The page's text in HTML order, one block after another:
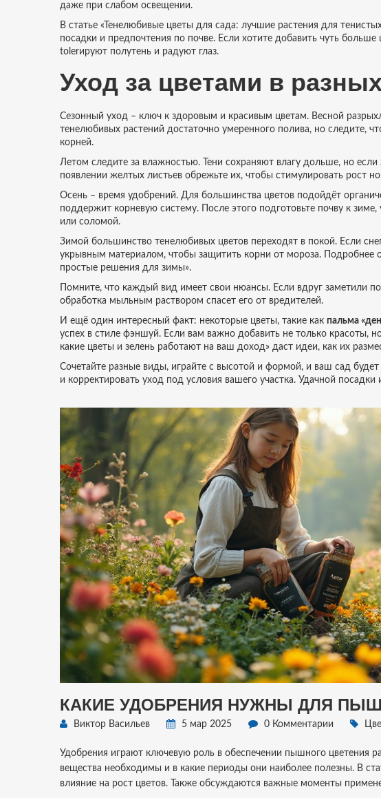
даже при слабом освещении.
В статье «Тенелюбивые цветы для сада: лучшие растения для
посадки и предпочтения по почве. Если хотите добавить чуть больше
tolerируют полутень и радуют глаз.
Уход за цветами в
Сезонный уход – ключ к здоровым и красивым цветам. Весной
тенелюбивых растений достаточно умеренного полива, но следите,
корней.
Летом следите за влажностью. Тени сохраняют влагу дольше, но
появлении желтых листьев обрежьте их, чтобы стимулировать рост
Осень – время удобрений. Для большинства цветов подойдёт
поддержит корневую систему. После этого подготовьте почву к
или соломой.
Зимой большинство тенелюбивых цветов переходят в покой. Если
укрывным материалом, чтобы защитить корни от мороза. Подробнее
простые решения для зимы».
Помните, что каждый вид имеет свои нюансы. Если вдруг заметили
обработка мыльным раствором спасет его от вредителей.
И ещё один интересный факт: некоторые цветы, такие как пальма
успех в стиле фэншуй. Если вам важно добавить не только красоты,
какие цветы и зелень работают на ваш доход» даст идеи, как их
Сочетайте разные виды, играйте с высотой и формой, и ваш сад
и корректировать уход под условия вашего участка. Удачной посадки
КАКИЕ УДОБРЕНИЯ НУЖНЫ ДЛЯ
Виктор Васильев 5 мар 2025 0 Комментарии
Удобрения играют ключевую роль в обеспечении пышного цветения
вещества необходимы и в какие периоды они наиболее полезны. В
влияние на рост цветов. Также обсуждаются важные моменты